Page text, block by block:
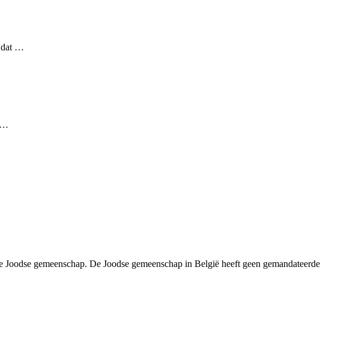
dat …
…
gemeenschap. De Joodse gemeenschap in België heeft geen gemandateerde